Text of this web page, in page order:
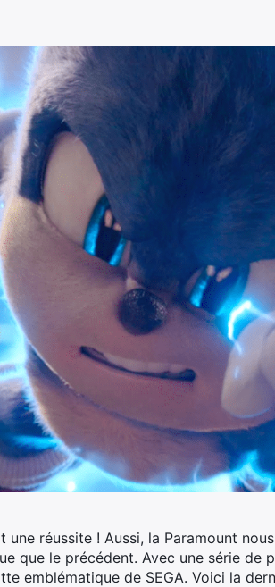
une réussite ! Aussi, la Paramount
que le précédent. Avec une série de
emblématique de SEGA. Voici la